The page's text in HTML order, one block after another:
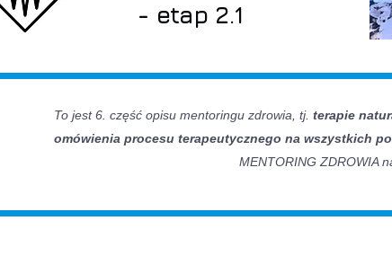
- etap 2.1
To jest 6. część opisu mentoringu zdrowia, tj. terapie
omówienia procesu terapeutycznego na wszystkich
MENTORING ZDROWIA